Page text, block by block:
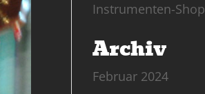
Instrumenten-Shop
Archiv
Februar 2024